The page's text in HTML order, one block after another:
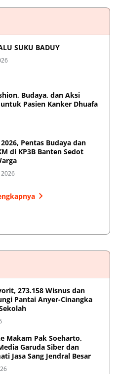
SUKU BADUY
Budaya, dan Aksi
Pasien Kanker Dhuafa
Pentas Budaya dan
di KP3B Banten Sedot
273.158 Wisnus dan
Pantai Anyer-Cinangka
Makam Pak Soeharto,
Garuda Siber dan
Jasa Sang Jendral Besar